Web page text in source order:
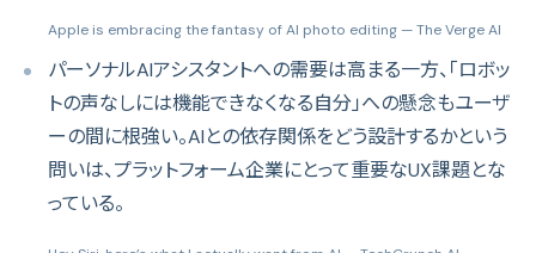
Apple is embracing the fantasy of AI photo editing — The Verge AI
パーソナルAIアシスタントへの需要は高まる一方、「ロボッ
トの声なしには機能できなくなる自分」への懸念もユーザ
ーの間に根強い。AIとの依存関係をどう設計するかという
問いは、プラットフォーム企業にとって重要なUX課題とな
っている。